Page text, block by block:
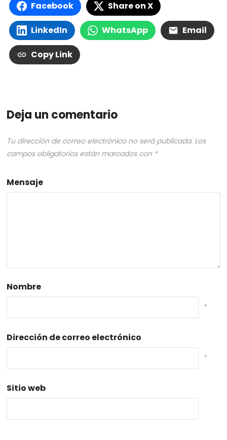
Facebook Share on X
LinkedIn WhatsApp Email
Copy Link
Deja un comentario
Tu dirección de correo electrónico no será publicada. Los
campos obligatorios están marcados con *
Mensaje
Nombre
*
Dirección de correo electrónico
*
Sitio web